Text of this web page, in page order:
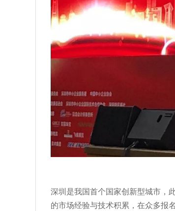
深圳是我国首个国家创新型城市，
的市场经验与技术积累，在众多报